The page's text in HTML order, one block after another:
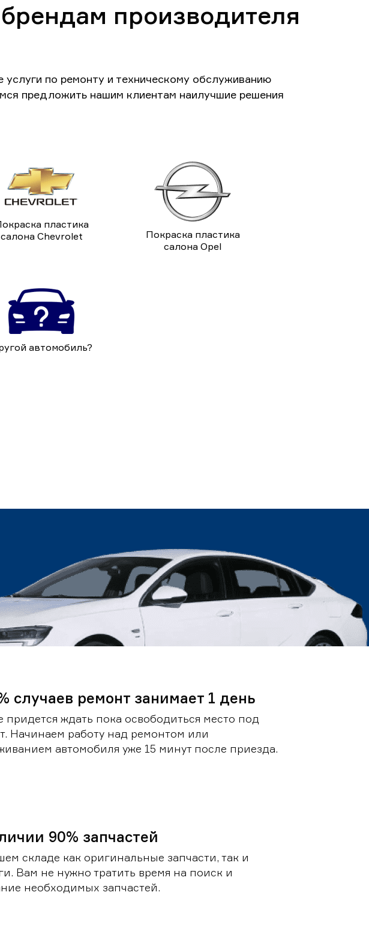
производителя
по ремонту и техническому обслуживанию
предложить нашим клиентам наилучшие решения
пластика
салона Chevrolet
Покраска пластика
салона Opel
автомобиль?
случаев ремонт занимает 1 день
придется ждать пока освободиться место под
Начинаем работу над ремонтом или
автомобиля уже 15 минут после приезда.
90% запчастей
складе как оригинальные запчасти, так и
Вам не нужно тратить время на поиск и
необходимых запчастей.